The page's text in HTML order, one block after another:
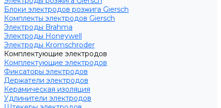
Блоки электродов розжига Giersch
Комплекты электродов Giersch
Электроды Brahma
Электроды Honeywell
Электроды Kromschroder
Комплектующие электродов
Комплектующие электродов
Фиксаторы электродов
Держатели электродов
Керамическая изоляция
Удлинители электродов